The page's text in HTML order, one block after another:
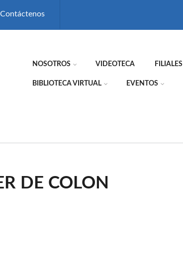
Contáctenos
NOSOTROS VIDEOTECA FILIALES
BIBLIOTECA VIRTUAL EVENTOS
DE COLON